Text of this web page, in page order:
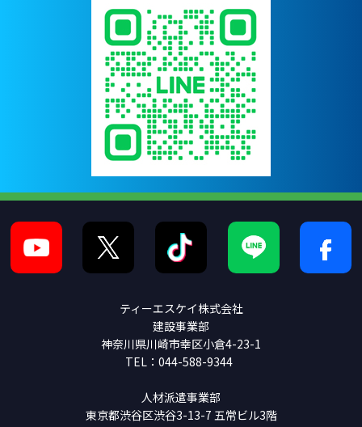
ティーエスケイ株式会社
建設事業部
神奈川県川崎市幸区小倉4-23-1
TEL：044-588-9344
人材派遣事業部
東京都渋谷区渋谷3-13-7 五常ビル3階